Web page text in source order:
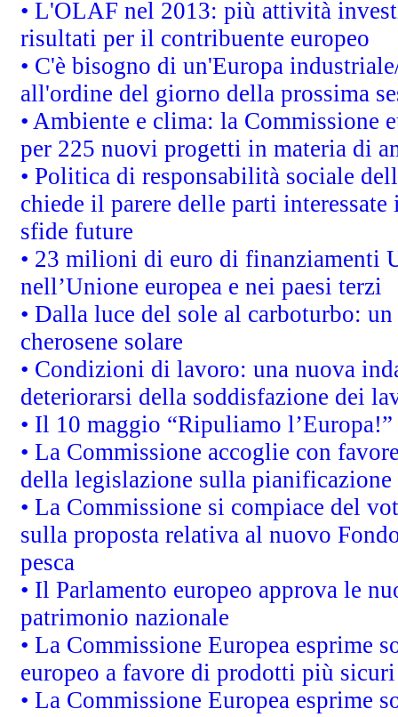
• L'OLAF nel 2013: più attività
risultati per il contribuente europeo
• C'è bisogno di un'Europa
all'ordine del giorno della prossima
• Ambiente e clima: la Commissione
per 225 nuovi progetti in materia di
• Politica di responsabilità sociale
chiede il parere delle parti
sfide future
• 23 milioni di euro di finanziamenti
nell’Unione europea e nei paesi terzi
• Dalla luce del sole al carboturbo:
cherosene solare
• Condizioni di lavoro: una nuova
deteriorarsi della soddisfazione dei
• Il 10 maggio “Ripuliamo l’Europa!”
• La Commissione accoglie con
della legislazione sulla
• La Commissione si compiace del
sulla proposta relativa al nuovo
pesca
• Il Parlamento europeo approva le
patrimonio nazionale
• La Commissione Europea esprime
europeo a favore di prodotti più
• La Commissione Europea esprime